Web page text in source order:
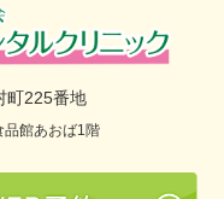
町225番地
館あおば1階